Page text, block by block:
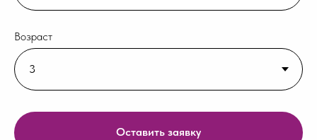
Возраст
Оставить заявку